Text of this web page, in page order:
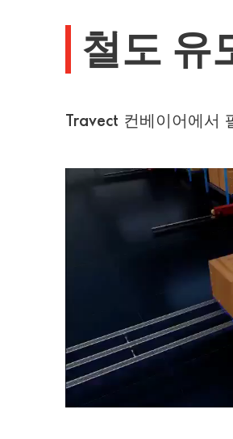
철도 유
Travect 컨베이어에서